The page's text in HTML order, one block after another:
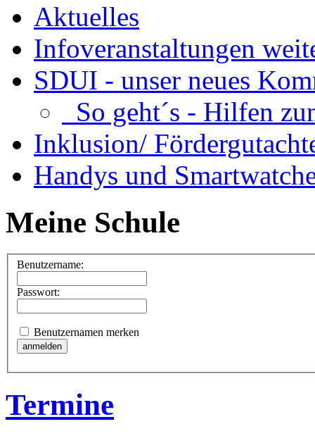
Aktuelles
Infoveranstaltungen
SDUI - unser neues
So geht´s - Hilfen
Inklusion/
Handys und
Meine Schule
Benutzername:
Passwort:
Benutzernamen merken
Termine